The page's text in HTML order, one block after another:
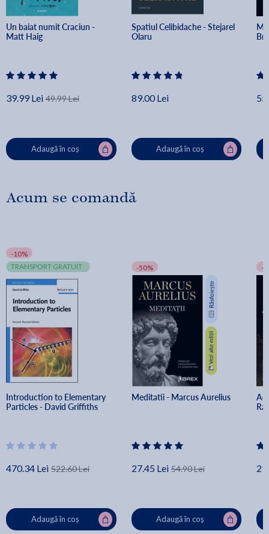
Un baiat numit Craciun -
Matt Haig
39.99 Lei 49.99 Lei
Adaugă în coș
Spatiul Celibidache - Stejarel
Olaru
89.00 Lei
Adaugă în coș
Acum se comandă
-10%
TRANSPORT GRATUIT
Introduction to Elementary
Particles - David Griffiths
470.34 Lei 522.60 Lei
Adaugă în coș
-50%
Meditatii - Marcus Aurelius
27.45 Lei 54.90 Lei
Adaugă în coș
-